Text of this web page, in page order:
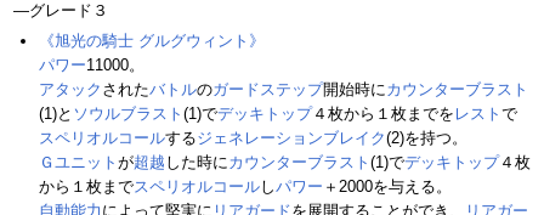
―グレード３
《旭光の騎士 グルグウィント》
パワー11000。
アタック されたバトルのガードステップ開始時にカウンターブラスト
(1)と ソウルブラスト (1)でデッキトップ４枚から１枚までを レスト で
スペリオルコールするジェネレーションブレイク(2)を持つ。
Ｇユニット が超越 した時にカウンターブラスト (1)でデッキトップ４枚
から１枚までスペリオルコールしパワー ＋2000を与える。
自動能力 によって堅実に リアガードを展開することができ、
リアガー